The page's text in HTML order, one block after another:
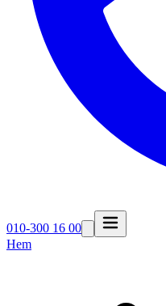
010-300 16 00
Hem